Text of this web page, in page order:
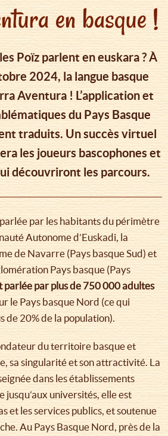
en basque !
Poïz parlent en euskara ? À
2024, la langue basque
Aventura ! L’application et
du Pays Basque
traduits. Un succès virtuel
les joueurs bascophones et
découvriront les parcours.
par les habitants du périmètre
Autonome d’Euskadi, la
de Navarre (Pays basque Sud) et
Pays basque (Pays
parlée par plus de 750 000 adultes
le Pays basque Nord (ce qui
de 20% de la population).
du territoire basque et
sa singularité et son attractivité. La
dans les établissements
jusqu’aux universités, elle est
et les services publics, et soutenue
Au Pays Basque Nord, près de la